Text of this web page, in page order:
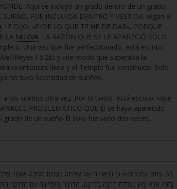
Aquí se incluyó un grado dentro de un grado;
FUE INCLUIDA DENTRO Y VESTIDA según el
LE DIJO, «PIDE LO QUE TE HE DE DAR», PORQUE
LA NUKVA. LA RAZÓN QUE SE LE APARECIÓ SÓLO
Una vez que fue perfeccionado, está escrito:
Reyes I 5:26) y «de modo que superaba la
entonces llena y el Templo fue construido. Solo
no tuvo necesidad de sueños.
los sueños otra vez. Por lo tanto, está escrito: «que
PROBLEMÁTICO QUE Él se haya aparecido
grado de un sueño Él solo fue visto dos veces.
55. כָּתוּב (מלכים-א ג) נִרְאָה ה’ אֶל שְׁלֹמֹה בַּחֲלוֹם הַלָּיְלָה וַיֹּאמֶר
בָּזֶה? אֶלָּא כָּאן נִכְלֶלֶת דַּרְגָּה בְּדַרְגָּה, הַדַּרְגָּה הָעֶלְיוֹנָה עִם הַדַּרְגָּה